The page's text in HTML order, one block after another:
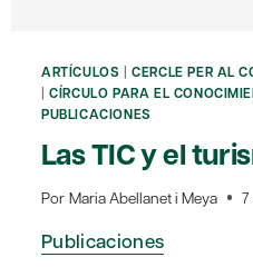
ARTÍCULOS |CERCLE PER AL
|CÍRCULO PARA EL
PUBLICACIONES
Las TIC y el
Por Maria Abellanet i Meya 7
Publicaciones